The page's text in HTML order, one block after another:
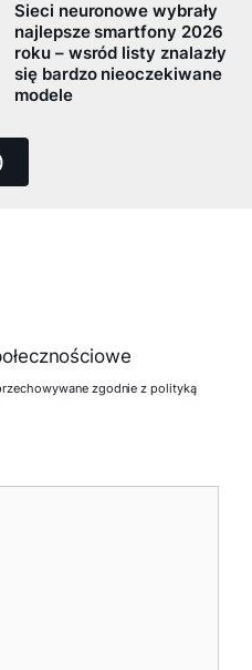
Sieci neuronowe wybrały
najlepsze smartfony 2026
roku – wsród listy znalazły
się bardzo nieoczekiwane
modele
zgodnie z polityką